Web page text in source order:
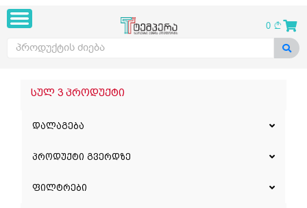
0
სულ 3 პროდუქტი
დალაგება
პროდუქტი გვერდზე
ფილტრები